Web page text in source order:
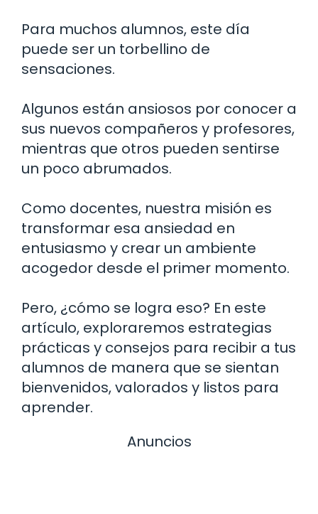
Para muchos alumnos, este día
puede ser un torbellino de
sensaciones.
Algunos están ansiosos por conocer a
sus nuevos compañeros y profesores,
mientras que otros pueden sentirse
un poco abrumados.
Como docentes, nuestra misión es
transformar esa ansiedad en
entusiasmo y crear un ambiente
acogedor desde el primer momento.
Pero, ¿cómo se logra eso? En este
artículo, exploraremos estrategias
prácticas y consejos para recibir a tus
alumnos de manera que se sientan
bienvenidos, valorados y listos para
aprender.
Anuncios